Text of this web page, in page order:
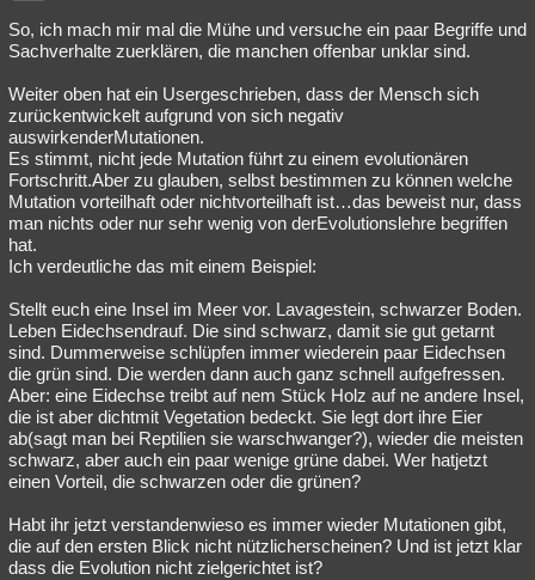
So, ich mach mir mal die Mühe und versuche ein paar Begriffe und
Sachverhalte zuerklären, die manchen offenbar unklar sind.
Weiter oben hat ein Usergeschrieben, dass der Mensch sich
zurückentwickelt aufgrund von sich negativ
auswirkenderMutationen.
Es stimmt, nicht jede Mutation führt zu einem evolutionären
Fortschritt.Aber zu glauben, selbst bestimmen zu können welche
Mutation vorteilhaft oder nichtvorteilhaft ist…das beweist nur, dass
man nichts oder nur sehr wenig von derEvolutionslehre begriffen
hat.
Ich verdeutliche das mit einem Beispiel:
Stellt euch eine Insel im Meer vor. Lavagestein, schwarzer Boden.
Leben Eidechsendrauf. Die sind schwarz, damit sie gut getarnt
sind. Dummerweise schlüpfen immer wiederein paar Eidechsen
die grün sind. Die werden dann auch ganz schnell aufgefressen.
Aber: eine Eidechse treibt auf nem Stück Holz auf ne andere Insel,
die ist aber dichtmit Vegetation bedeckt. Sie legt dort ihre Eier
ab(sagt man bei Reptilien sie warschwanger?), wieder die meisten
schwarz, aber auch ein paar wenige grüne dabei. Wer hatjetzt
einen Vorteil, die schwarzen oder die grünen?
Habt ihr jetzt verstandenwieso es immer wieder Mutationen gibt,
die auf den ersten Blick nicht nützlicherscheinen? Und ist jetzt klar
dass die Evolution nicht zielgerichtet ist?